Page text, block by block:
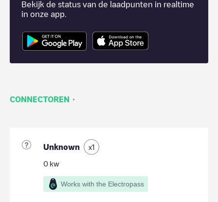
Bekijk de status van de laadpunten in realtime
in onze app.
CONNECTOREN ·
Unknown x1
0 kw
Works with the Electropass